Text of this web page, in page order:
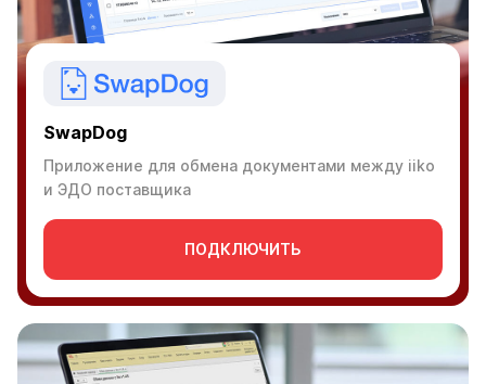
SwapDog
Приложение для обмена документами между iiko
и ЭДО поставщика
ПОДКЛЮЧИТЬ